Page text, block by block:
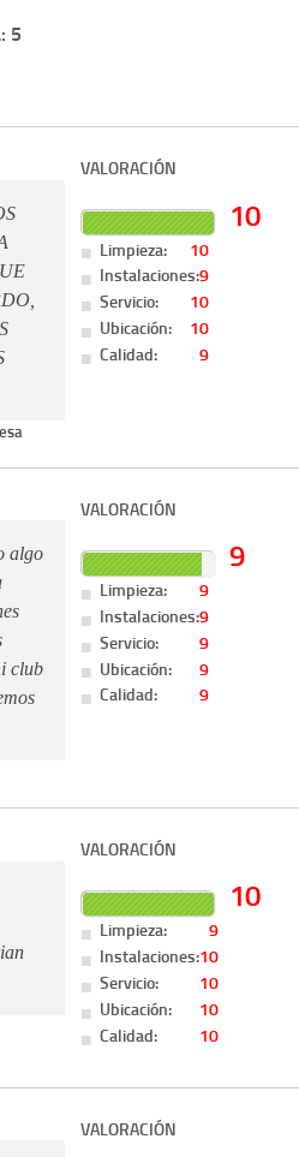
5
VALORACIÓN
10
Limpieza:
10
Instalaciones:9
Servicio:
10
Ubicación:
10
Calidad:
9
algo
club
VALORACIÓN
9
Limpieza:
9
Instalaciones:9
Servicio:
9
Ubicación:
9
Calidad:
9
VALORACIÓN
10
Limpieza:
9
Instalaciones:10
Servicio:
10
Ubicación:
10
Calidad:
10
VALORACIÓN